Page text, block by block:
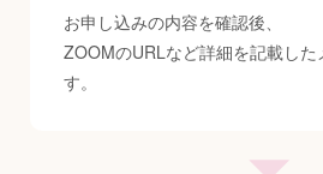
お申し込みの内容を確認後、
ZOOMのURLなど詳細を記載した
す。